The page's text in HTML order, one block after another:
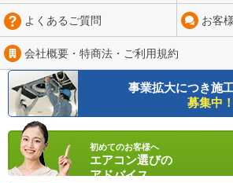
よくあるご質問 お客
会社概要・特商法・ ご利用規約
事業拡大につき施
募集中！
初めてのお客様へ
エアコン選びの
アドバイス